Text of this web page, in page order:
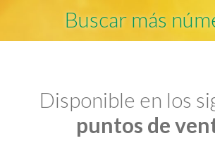
Buscar más
Disponible en los
puntos de